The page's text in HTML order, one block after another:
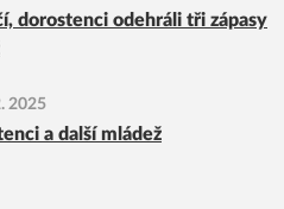
dorostenci odehráli tři zápasy
2025
a další mládež